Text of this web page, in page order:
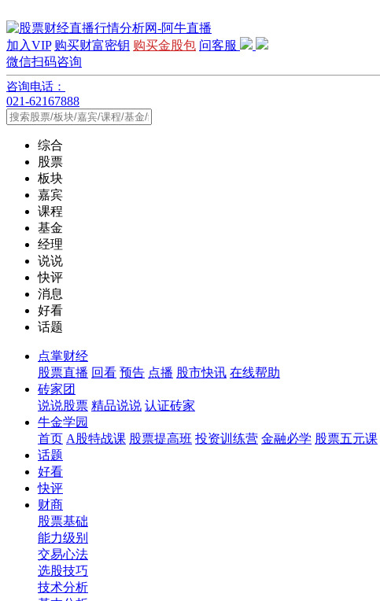
加入VIP 购买财富密钥 购买金股包 问客服
微信扫码咨询
咨询电话：
021-62167888
综合
股票
板块
嘉宾
课程
基金
经理
说说
快评
消息
好看
话题
点掌财经
股票直播 回看 预告 点播 股市快讯 在线帮助
砖家团
说说股票 精品说说 认证砖家
牛金学园
首页 A股特战课 股票提高班 投资训练营 金融必学 股票五元课
话题
好看
快评
财商
股票基础
能力级别
交易心法
选股技巧
技术分析